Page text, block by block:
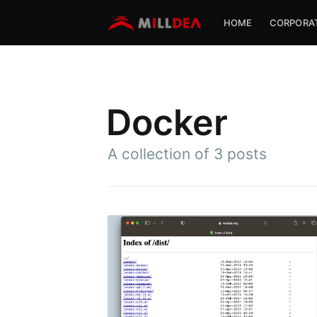
HOME
Docker
A collection of 3 posts